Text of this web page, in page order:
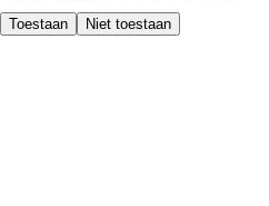
Toestaan Niet toestaan